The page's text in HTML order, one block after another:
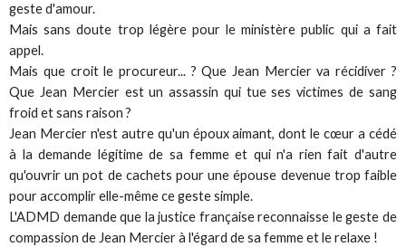
geste d'amour.
Mais sans doute trop légère pour le ministère public qui a fait
appel.
Mais que croit le procureur... ? Que Jean Mercier va récidiver ?
Que Jean Mercier est un assassin qui tue ses victimes de sang
froid et sans raison ?
Jean Mercier n'est autre qu'un époux aimant, dont le cœur a cédé
à la demande légitime de sa femme et qui n'a rien fait d'autre
qu'ouvrir un pot de cachets pour une épouse devenue trop faible
pour accomplir elle-même ce geste simple.
L'ADMD demande que la justice française reconnaisse le geste de
compassion de Jean Mercier à l'égard de sa femme et le relaxe !